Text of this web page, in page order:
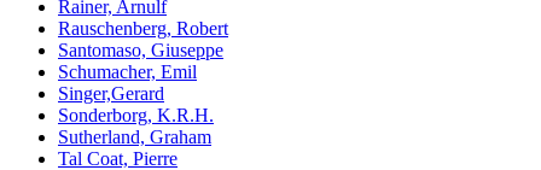
Rainer, Arnulf
Rauschenberg, Robert
Santomaso, Giuseppe
Schumacher, Emil
Singer,Gerard
Sonderborg, K.R.H.
Sutherland, Graham
Tal Coat, Pierre